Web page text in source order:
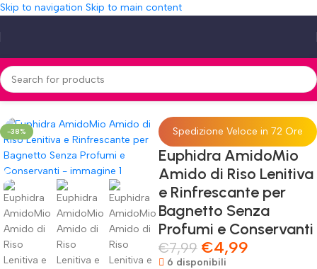
Skip to navigation Skip to main content
Lenitiva e Rinfrescante per Bagnetto Senza Profumi e Conservanti
-38% Spedizione Veloce in 72 Ore
Euphidra AmidoMio
Amido di Riso Lenitiva
e Rinfrescante per
Bagnetto Senza
Profumi e Conservanti
€7,99 €4,99
6 disponibili